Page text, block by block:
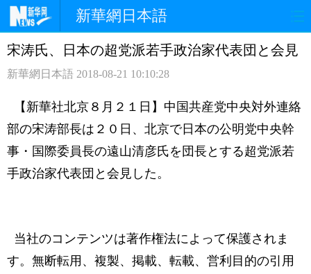
新華網日本語
ホームページ 政治 経済
観光 評論 写真
中日対訳
宋涛氏、日本の超党派若手政治家代表団と会見
新華網日本語 2018-08-21 10:10:28
【新華社北京８月２１日】中国共産党中央対外連絡
部の宋涛部長は２０日、北京で日本の公明党中央幹
事・国際委員長の遠山清彦氏を団長とする超党派若
手政治家代表団と会見した。
当社のコンテンツは著作権法によって保護されま
す。無断転用、複製、掲載、転載、営利目的の引用